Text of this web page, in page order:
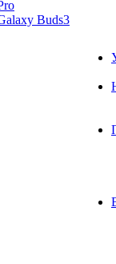
Buds3